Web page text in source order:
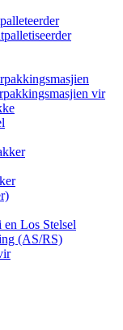
vir
Los Stelsel
(AS/RS)